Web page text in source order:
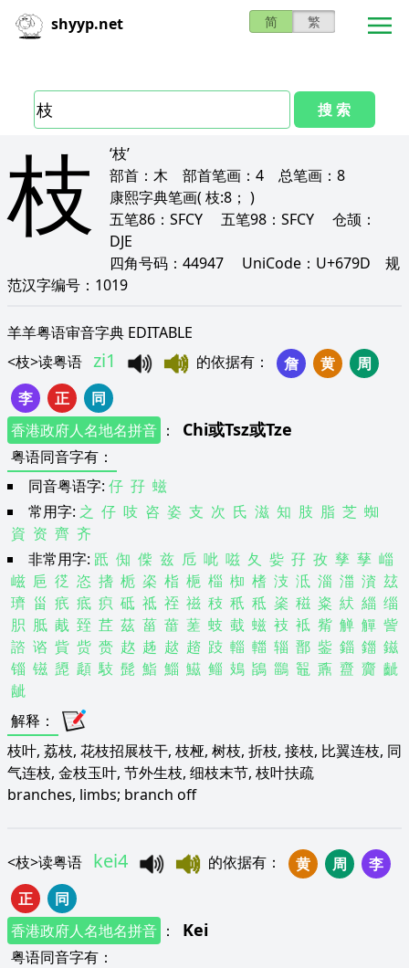
shyyp.net 简 繁
搜 索
枝
‘枝’
部首： 木 部首笔画： 4 总笔画： 8
康熙字典笔画( 枝:8； )
五笔86： SFCY 五笔98： SFCY 仓颉：
DJE
四角号码： 44947 UniCode： U+679D 规
范汉字编号： 1019
羊羊粤语审音字典 EDITABLE
<枝>读粤语 zi1 的依据有 ： 詹 黄
周
李
正
同
香港政府人名地名拼音 ： Chi或Tsz或Tze
粤语同音字有 ：
同音粤语字: 仔 孖 螆
常用字: 之 仔 吱 咨 姿 支 次 氏 滋 知 肢 脂 芝 蜘
資 资 齊 齐
非常用字: 䟡 倁 偨 兹 卮 呲 嗞 夂 姕 孖 孜 孳 孶 崰
嵫 巵 徔 恣 搘 栀 栥 栺 梔 椔 椥 榰 汥 泜 淄 湽 澬 玆
璾 甾 疧 疷 疻 砥 祗 祬 禌 秓 秖 秪 秶 稵 粢 紎 緇 缁
胑 胝 胾 臸 茊 茲 菑 葘 蒫 蚑 蛓 螆 衼 袛 觜 觯 觶 訾
諮 谘 貲 赀 赍 赼 趀 趑 趦 跂 輜 輺 辎 鄑 鈭 錙 鍿 鎡
锱 镃 頾 頿 馶 髭 鮨 鯔 鰦 鲻 鳷 鴲 鶅 鼅 鼒 齍 齎 齜
龇
解释 ：
枝叶, 荔枝, 花枝招展枝干, 枝桠, 树枝, 折枝, 接枝, 比翼连枝, 同
气连枝, 金枝玉叶, 节外生枝, 细枝末节, 枝叶扶疏
branches, limbs; branch off
<枝>读粤语 kei4 的依据有 ： 黄 周
李
正
同
香港政府人名地名拼音 ： Kei
粤语同音字有 ：